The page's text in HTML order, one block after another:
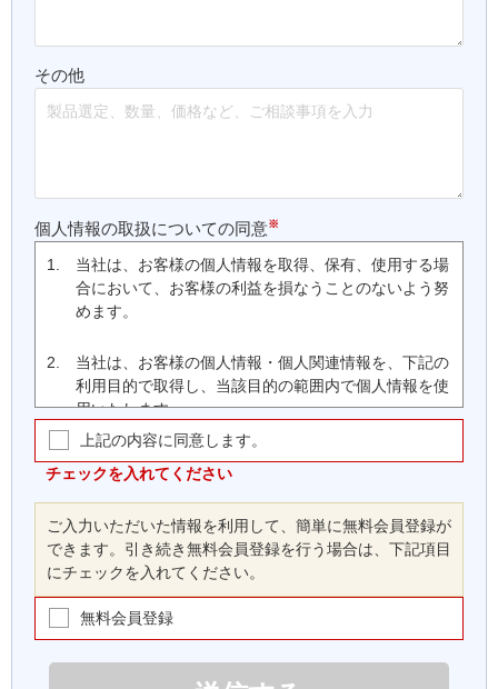
その他
個人情報の取扱についての同意※
1.
当社は、お客様の個人情報を取得、保有、使用する場
合において、お客様の利益を損なうことのないよう努
めます。
2.
当社は、お客様の個人情報・個人関連情報を、下記の
利用目的で取得し、当該目的の範囲内で個人情報を使
用いたします。
(1)
お客様の会員登録、ご注文・支払いの処理、商
品の配送、取引履歴管理、当社ウェブサイト・
の提供、維持、保護及び改善のため
(2)
お客様に対する、郵送、ファクシミリまたは電
子メールによる当社製品やサービス、キャンペ
ーンの広告宣伝等、お客様に有用な情報の提供
のため
(3)
当社ウェブサイト及び本サービスに対するお客
様からのお問い合わせ、要望、苦情等に対する
上記の内容に同意します。
チェックを入れてください
ご入力いただいた情報を利用して、簡単に無料会員登録が
できます。引き続き無料会員登録を行う場合は、下記項目
にチェックを入れてください。
無料会員登録